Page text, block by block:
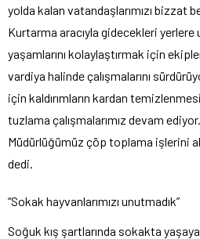
yolda kalan vatandaşlarımızı bizzat
Kurtarma aracıyla gidecekleri yerlere
yaşamlarını kolaylaştırmak için
vardiya halinde çalışmalarını
için kaldırımların kardan
tuzlama çalışmalarımız devam
Müdürlüğümüz çöp toplama işlerini
dedi.
“Sokak hayvanlarımızı unutmadık”
Soğuk kış şartlarında sokakta